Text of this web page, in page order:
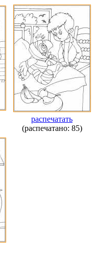
распечатать
(распечатано: 85)